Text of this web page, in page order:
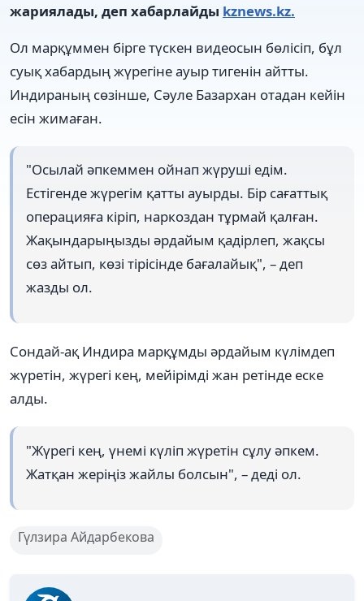
жариялады, деп хабарлайды kznews.kz.
Ол марқұммен бірге түскен видеосын бөлісіп, бұл
суық хабардың жүрегіне ауыр тигенін айтты.
Индираның сөзінше, Сәуле Базархан отадан кейін
есін жимаған.
"Осылай әпкеммен ойнап жүруші едім.
Естігенде жүрегім қатты ауырды. Бір сағаттық
операцияға кіріп, наркоздан тұрмай қалған.
Жақындарыңызды әрдайым қадірлеп, жақсы
сөз айтып, көзі тірісінде бағалайық", – деп
жазды ол.
Сондай-ақ Индира марқұмды әрдайым күлімдеп
жүретін, жүрегі кең, мейірімді жан ретінде еске
алды.
"Жүрегі кең, үнемі күліп жүретін сұлу әпкем.
Жатқан жеріңіз жайлы болсын", – деді ол.
Гүлзира Айдарбекова